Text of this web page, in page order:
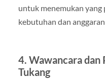
untuk menemukan yang
kebutuhan dan
4. Wawancara dan
Tukang